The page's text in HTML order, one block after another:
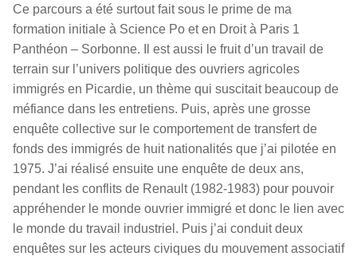
Ce parcours a été surtout fait sous le prime de ma
formation initiale à Science Po et en Droit à Paris 1
Panthéon – Sorbonne. Il est aussi le fruit d’un travail de
terrain sur l’univers politique des ouvriers agricoles
immigrés en Picardie, un thème qui suscitait beaucoup de
méfiance dans les entretiens. Puis, après une grosse
enquête collective sur le comportement de transfert de
fonds des immigrés de huit nationalités que j’ai pilotée en
1975. J’ai réalisé ensuite une enquête de deux ans,
pendant les conflits de Renault (1982-1983) pour pouvoir
appréhender le monde ouvrier immigré et donc le lien avec
le monde du travail industriel. Puis j’ai conduit deux
enquêtes sur les acteurs civiques du mouvement associatif